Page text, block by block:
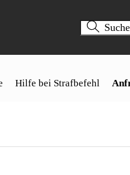
Hilfe bei Strafbefehl